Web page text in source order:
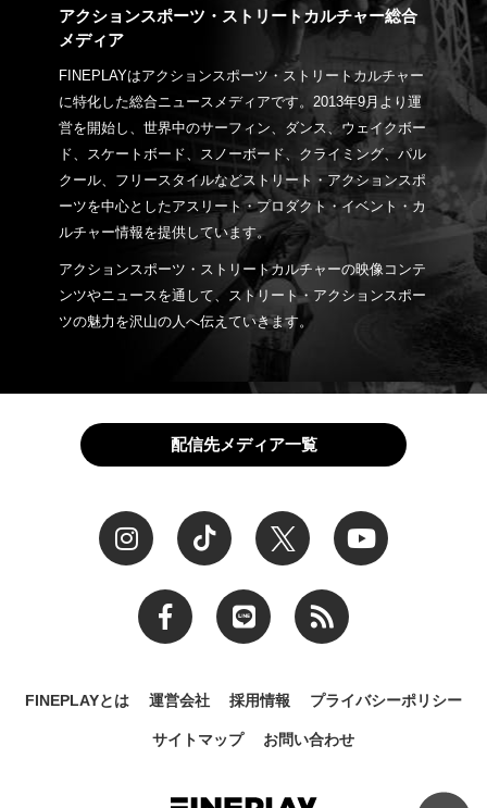
アクションスポーツ・ストリートカルチャー総合
メディア
FINEPLAYはアクションスポーツ・ストリートカルチャー
に特化した総合ニュースメディアです。2013年9月より運
営を開始し、世界中のサーフィン、ダンス、ウェイクボー
ド、スケートボード、スノーボード、クライミング、パル
クール、フリースタイルなどストリート・アクションスポ
ーツを中心としたアスリート・プロダクト・イベント・カ
ルチャー情報を提供しています。
アクションスポーツ・ストリートカルチャーの映像コンテ
ンツやニュースを通して、ストリート・アクションスポー
ツの魅力を沢山の人へ伝えていきます。
配信先メディア一覧
FINEPLAYとは 運営会社 採用情報 プライバシーポリシー
サイトマップ お問い合わせ